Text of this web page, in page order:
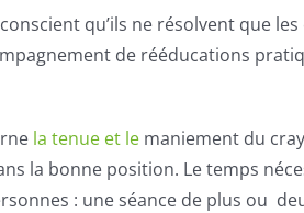
qu’ils ne résolvent que
de rééducations
la tenue et le maniement du
la bonne position. Le temps
: une séance de plus ou